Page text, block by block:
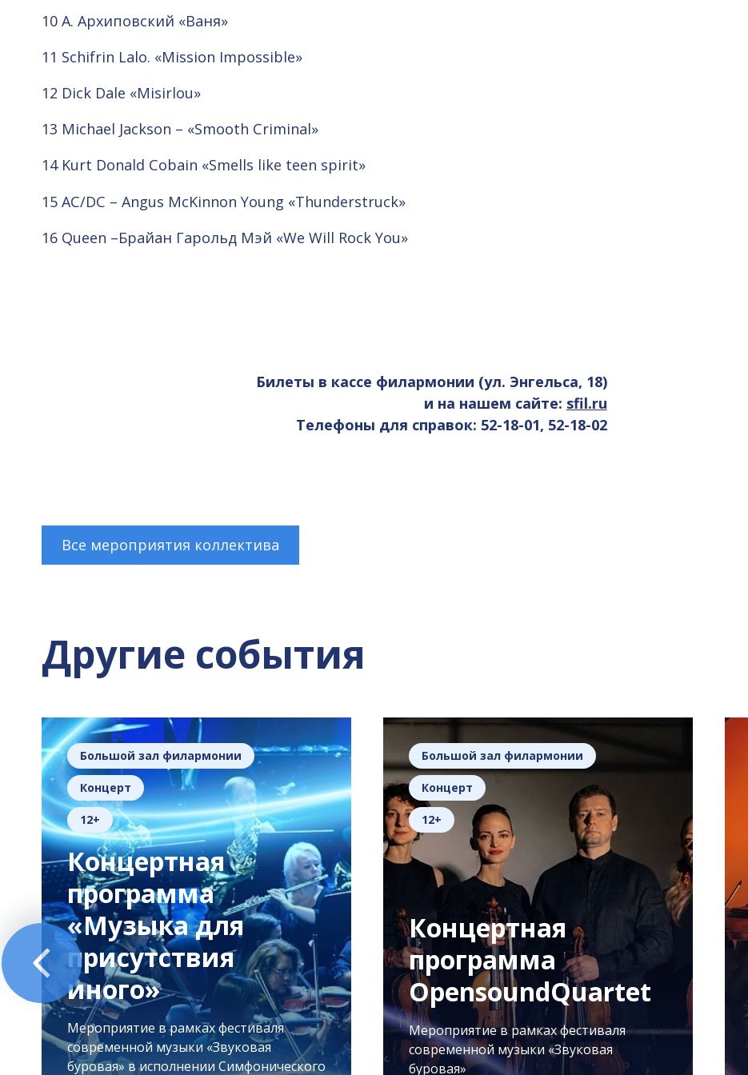
10 А. Архиповский «Ваня»
11 Sсhifrin Lalo. «Mission Impossible»
12 Dick Dale «Misirlou»
13 Michael Jackson – «Smooth Criminal»
14 Kurt Donald Cobain «Smells like teen spirit»
15 AC/DC – Angus McKinnon Young «Thunderstruck»
16 Queen –Брайан Гарольд Мэй «We Will Rock You»
Билеты в кассе филармонии (ул. Энгельса, 18)
и на нашем сайте: sfil.ru
Телефоны для справок: 52-18-01, 52-18-02
Все мероприятия коллектива
Другие события
Большой зал филармонии
Концерт
12+
Концертная
программа
«Музыка для
присутствия
иного»
Мероприятие в рамках фестиваля
современной музыки «Звуковая
буровая» в исполнении Симфонического
Большой зал филармонии
Концерт
12+
Концертная
программа
OpensoundQuartet
Мероприятие в рамках фестиваля
современной музыки «Звуковая
буровая»